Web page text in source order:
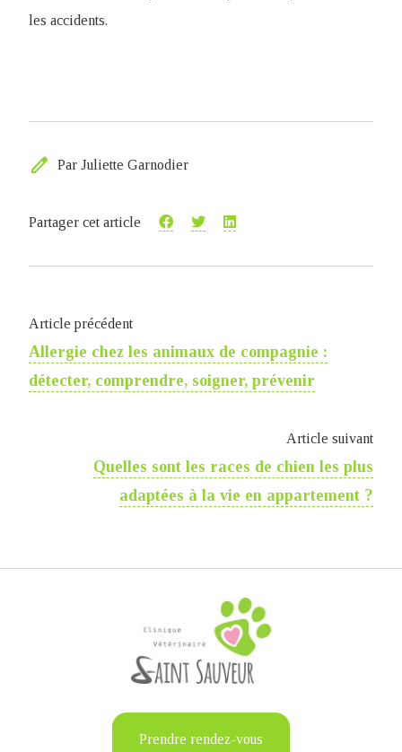
les accidents.
edit Par Juliette Garnodier
Partager cet article
Article précédent
Allergie chez les animaux de compagnie :
détecter, comprendre, soigner, prévenir
Article suivant
Quelles sont les races de chien les plus
adaptées à la vie en appartement ?
Prendre rendez-vous